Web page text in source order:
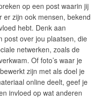
op een post waarin jij
zijn ook mensen, bekend
hebt. Denk aan
post over jou plaatsen, die
netwerken, zoals de
Of foto’s waar je
zijn met als doel je
online deelt, geef je
invloed op wat anderen